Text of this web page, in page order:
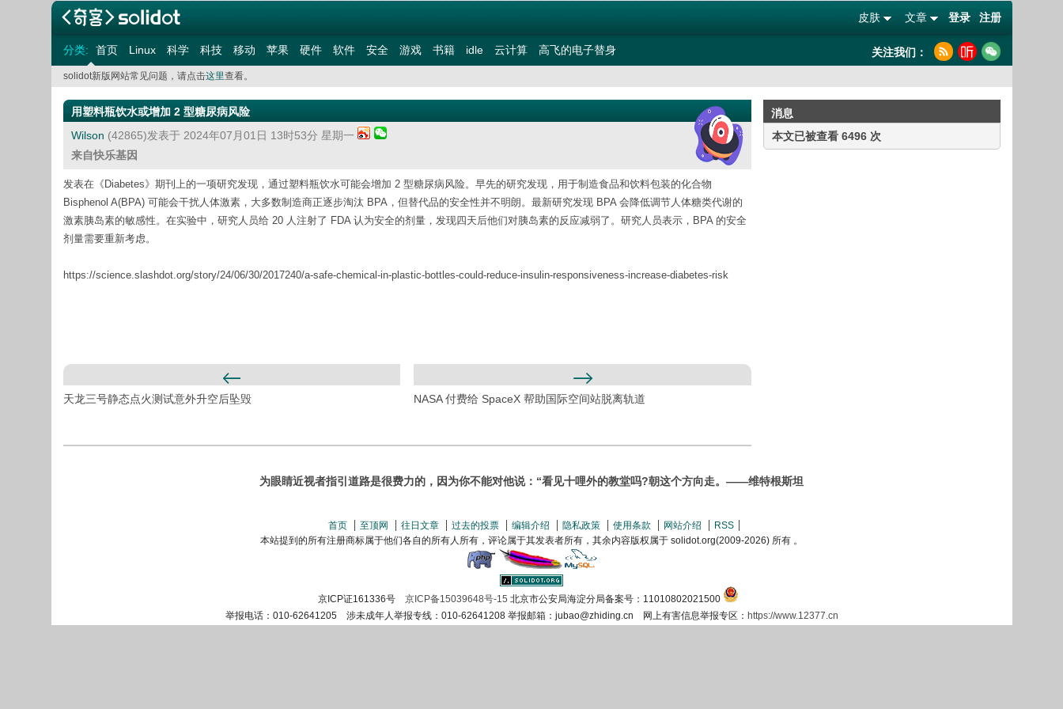
登录 注册
文章
皮肤
分类: 首页 Linux 科学 科技 移动 苹果 硬件 软件 安全 游戏 书籍 idle 云计算 高飞的电子替身 关注我们：
solidot新版网站常见问题，请点击这里查看。
消息
本文已被查看 6496 次
用塑料瓶饮水或增加 2 型糖尿病风险
Wilson (42865)发表于 2024年07月01日 13时53分 星期一
来自快乐基因
发表在《Diabetes》期刊上的一项研究发现，通过塑料瓶饮水可能会增加 2 型糖尿病风险。早先的研究发现，用于制造食品和饮料包装的化合物
Bisphenol A(BPA) 可能会干扰人体激素，大多数制造商正逐步淘汰 BPA，但替代品的安全性并不明朗。最新研究发现 BPA 会降低调节人体糖类代谢的
激素胰岛素的敏感性。在实验中，研究人员给 20 人注射了 FDA 认为安全的剂量，发现四天后他们对胰岛素的反应减弱了。研究人员表示，BPA 的安全
剂量需要重新考虑。
https://science.slashdot.org/story/24/06/30/2017240/a-safe-chemical-in-plastic-bottles-could-reduce-insulin-responsiveness-increase-diabetes-risk
天龙三号静态点火测试意外升空后坠毁 NASA 付费给 SpaceX 帮助国际空间站脱离轨道
为眼睛近视者指引道路是很费力的，因为你不能对他说：“看见十哩外的教堂吗?朝这个方向走。——维特根斯坦
首页 至顶网 往日文章 过去的投票 编辑介绍 隐私政策 使用条款 网站介绍
RSS
本站提到的所有注册商标属于他们各自的所有人所有，评论属于其发表者所有，其余内容版权属于 solidot.org(2009-2026) 所有 。
京ICP证161336号 京ICP备15039648号-15 北京市公安局海淀分局备案号：11010802021500
举报电话：010-62641205 涉未成年人举报专线：010-62641208 举报邮箱：jubao@zhiding.cn 网上有害信息举报专区： https://www.12377.cn